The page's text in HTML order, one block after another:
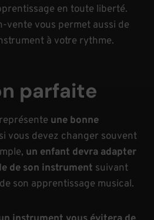
en toute liberté.
vente vous permet aussi de
à votre rythme.
parfaite
une bonne
si vous devez changer souvent
un enfant devra adapter
de son instrument suivant
son apprentissage musical.